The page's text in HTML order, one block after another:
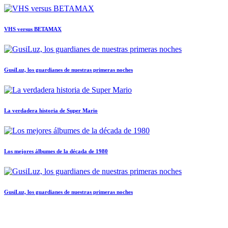
VHS versus BETAMAX
GusiLuz, los guardianes de nuestras primeras noches
La verdadera historia de Super Mario
Los mejores álbumes de la década de 1980
GusiLuz, los guardianes de nuestras primeras noches